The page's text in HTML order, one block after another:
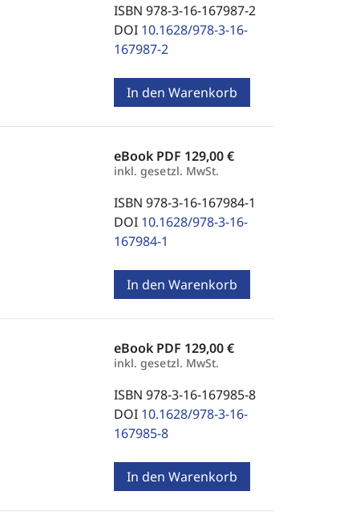
ISBN 978-3-16-167987-2
DOI 10.1628/978-3-16-
167987-2
In den Warenkorb
eBook PDF 129,00 €
inkl. gesetzl. MwSt.
ISBN 978-3-16-167984-1
DOI 10.1628/978-3-16-
167984-1
In den Warenkorb
eBook PDF 129,00 €
inkl. gesetzl. MwSt.
ISBN 978-3-16-167985-8
DOI 10.1628/978-3-16-
167985-8
In den Warenkorb